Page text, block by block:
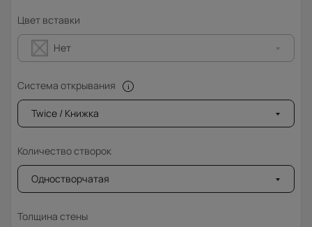
Цвет вставки
Нет
Система открывания
Twice / Книжка
Количество створок
Одностворчатая
Толщина стены